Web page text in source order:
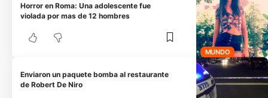
MUNDO
Horror en Roma: Una adolescente fue
violada por mas de 12 hombres
Enviaron un paquete bomba al restaurante
de Robert De Niro